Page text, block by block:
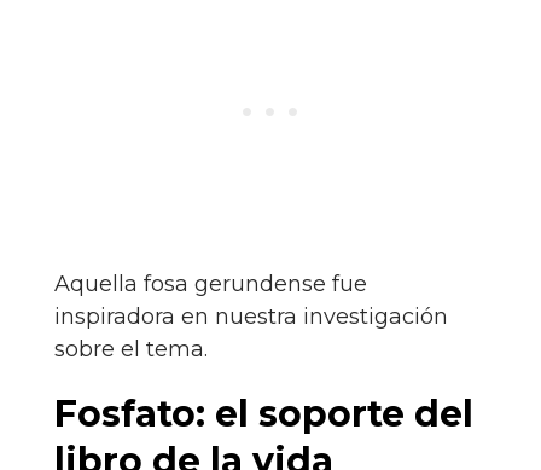
Aquella fosa gerundense fue
inspiradora en nuestra investigación
sobre el tema.
Fosfato: el soporte del